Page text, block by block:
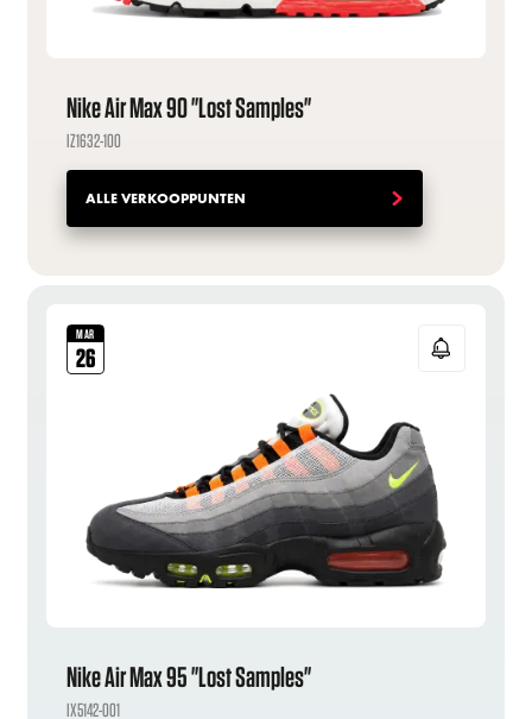
Nike Air Max 90 "Lost Samples"
IZ1632-100
ALLE VERKOOPPUNTEN
MAR
26
Nike Air Max 95 "Lost Samples"
IX5142-001